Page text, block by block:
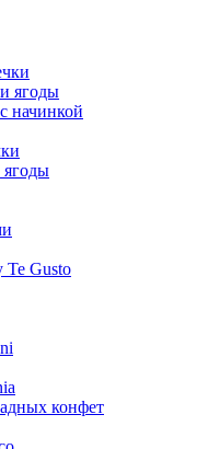
ягоды
начинкой
Te Gusto
конфет